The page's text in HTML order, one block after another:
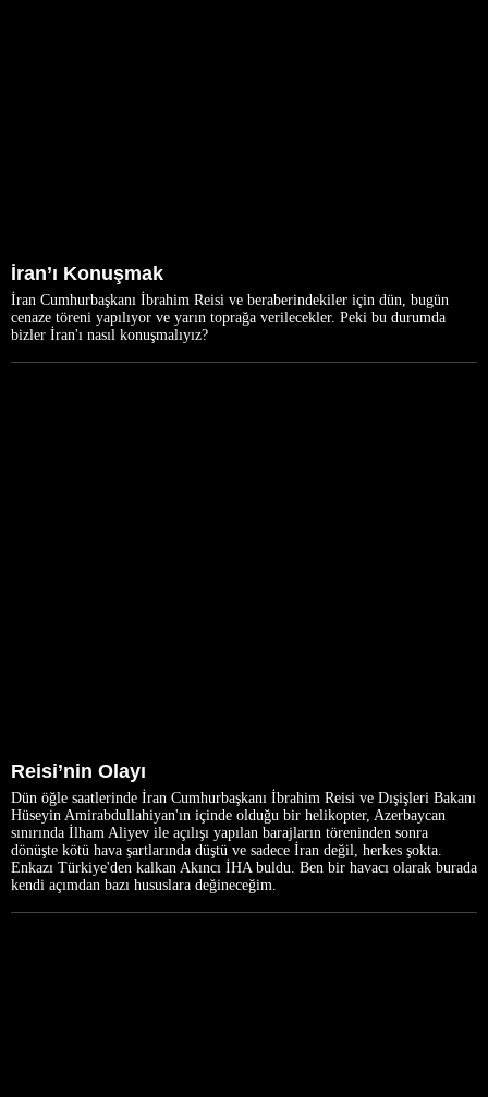
İran’ı Konuşmak
İran Cumhurbaşkanı İbrahim Reisi ve beraberindekiler için dün, bugün
cenaze töreni yapılıyor ve yarın toprağa verilecekler. Peki bu durumda
bizler İran'ı nasıl konuşmalıyız?
Reisi’nin Olayı
Dün öğle saatlerinde İran Cumhurbaşkanı İbrahim Reisi ve Dışişleri Bakanı
Hüseyin Amirabdullahiyan'ın içinde olduğu bir helikopter, Azerbaycan
sınırında İlham Aliyev ile açılışı yapılan barajların töreninden sonra
dönüşte kötü hava şartlarında düştü ve sadece İran değil, herkes şokta.
Enkazı Türkiye'den kalkan Akıncı İHA buldu. Ben bir havacı olarak burada
kendi açımdan bazı hususlara değineceğim.